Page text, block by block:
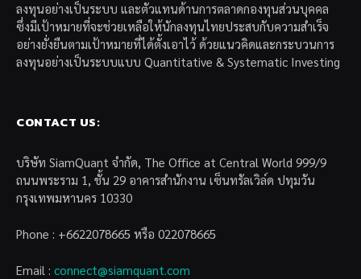
ลงทุนอย่างเป็นระบบ และตัวแทนด้านการตลาดกองทุนส่วนบุคคล
ซึ่งมีเป้าหมายที่จะช่วยเหลือให้นักลงทุนไทยประสบกับความสำเร็จ
อย่างยั่งยืนตามเป้าหมายที่ได้ตั้งเอาไว้ ด้วยแนวคิดและกระบวนการ
ลงทุนอย่างเป็นระบบแบบ Quantitative & Systematic Investing
CONTACT US:
บริษัท SiamQuant จำกัด, The Office at Central World 999/9
ถนนพระราม 1, ชั้น 29 อาคารสำนักงาน เซ็นทรัลเวิล์ด ปทุมวัน
กรุงเทพมหานคร 10330
Phone : +6622078665 หรือ 022078665
Email : connect@siamquant.com